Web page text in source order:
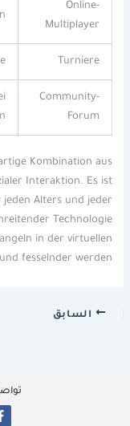
Online-
Multiplayer
Turniere
Community-
Forum
Kombination aus
Interaktion. Es ist
jeden Alters und jeder
Technologie
in der virtuellen
fesselnder werden.
السابق